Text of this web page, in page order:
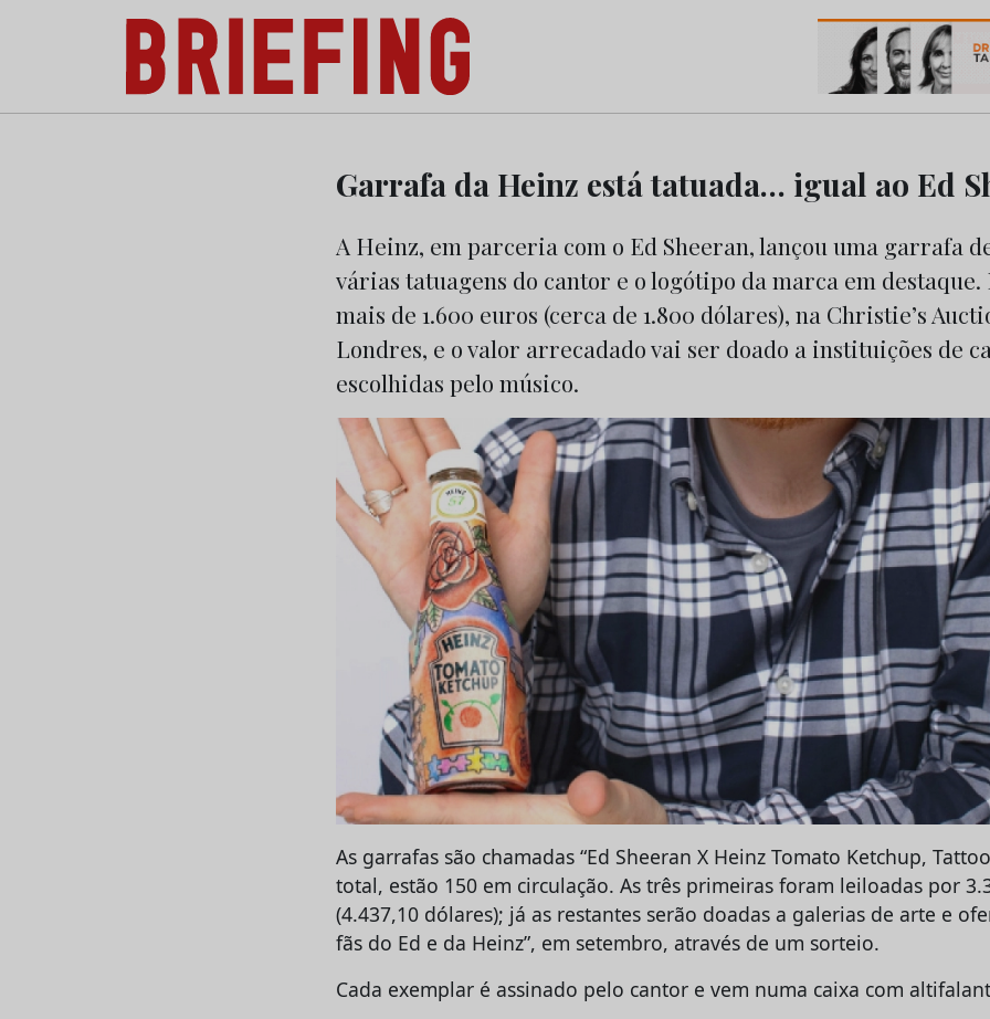
Briefing: Todas as notícias sobre os negócios do Marketing e da Publicidade
Garrafa da Heinz está tatuada… igual ao Ed
A Heinz, em parceria com o Ed Sheeran, lançou uma garrafa
várias tatuagens do cantor e o logótipo da marca em
mais de 1.600 euros (cerca de 1.800 dólares), na Christie’s
Londres, e o valor arrecadado vai ser doado a instituições de
escolhidas pelo músico.
As garrafas são chamadas “Ed Sheeran X Heinz Tomato Ketchup,
total, estão 150 em circulação. As três primeiras foram leiloadas por
(4.437,10 dólares); já as restantes serão doadas a galerias de arte e
fãs do Ed e da Heinz”, em setembro, através de um sorteio.
Cada exemplar é assinado pelo cantor e vem numa caixa com